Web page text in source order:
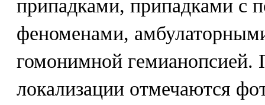
припадками, припадками с
феноменами,
гомонимной гемианопсией.
локализации отмечаются